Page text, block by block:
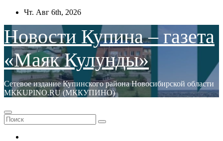
Перейти
содержимому
Чт. Авг 6th, 2026
Новости Купина – газета
«Маяк Кулунды»
Сетевое издание Купинского района Новосибирской области
МКKUPINO.RU (МККУПИНО)